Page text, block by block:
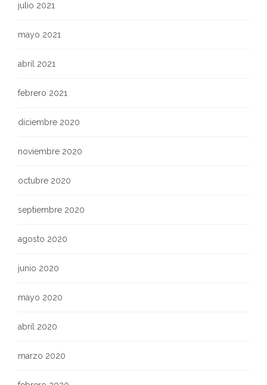
julio 2021
mayo 2021
abril 2021
febrero 2021
diciembre 2020
noviembre 2020
octubre 2020
septiembre 2020
agosto 2020
junio 2020
mayo 2020
abril 2020
marzo 2020